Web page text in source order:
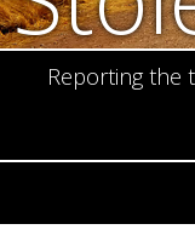
Reporting the